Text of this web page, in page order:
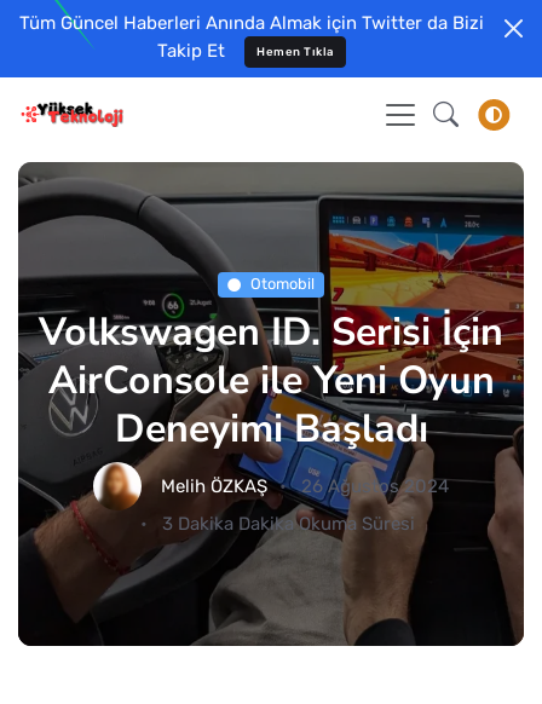
Tüm Güncel Haberleri Anında Almak için Twitter da Bizi
Takip Et
Hemen Tıkla
Otomobil
Volkswagen ID. Serisi İçin
AirConsole ile Yeni Oyun
Deneyimi Başladı
Melih ÖZKAŞ
26 Ağustos 2024
3 Dakika Dakika Okuma Süresi